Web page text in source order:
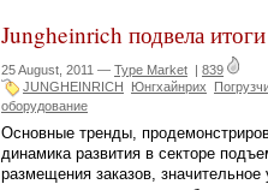
Jungheinrich подвела
25 August, 2011 — Type Market
839
JUNGHEINRICH
Юнгхайнрих
оборудование
Основные тренды,
динамика развития в секторе
размещения заказов,